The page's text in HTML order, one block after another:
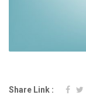
Share Link :